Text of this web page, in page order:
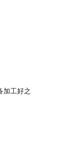
加工好之